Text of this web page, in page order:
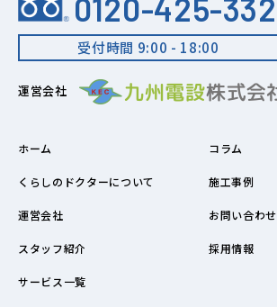
0120-425-332
受付時間 9:00 - 18:00
運営会社
ホーム
くらしのドクターについて
運営会社
スタッフ紹介
サービス一覧
コラム
施工事例
お問い合わせ
採用情報